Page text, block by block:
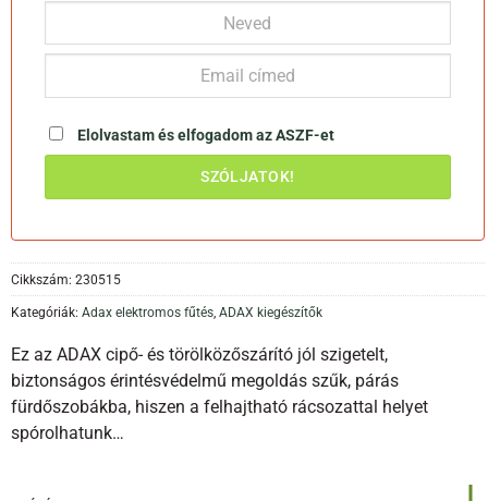
Elolvastam és elfogadom azASZF-et
Cikkszám: 230515
Kategóriák: Adax elektromos fűtés, ADAX kiegészítők
Ez az ADAX cipő- és törölközőszárító jól szigetelt,
biztonságos érintésvédelmű megoldás szűk, párás
fürdőszobákba, hiszen a felhajtható rácsozattal helyet
spórolhatunk…